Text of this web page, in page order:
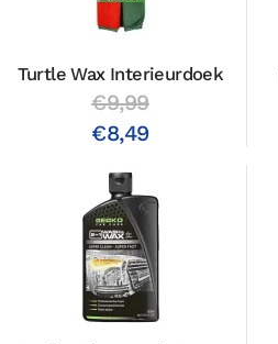
Turtle Wax Interieurdoek
€9,99
€8,49